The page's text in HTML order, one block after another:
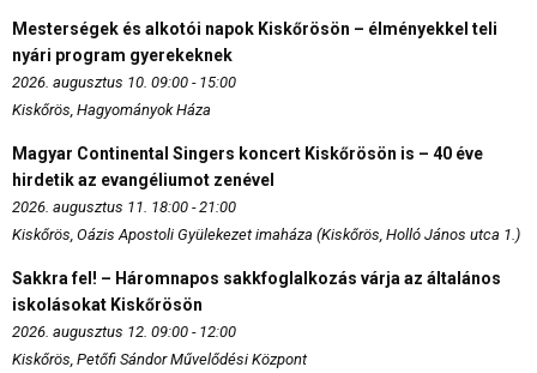
Mesterségek és alkotói napok Kiskőrösön – élményekkel teli
nyári program gyerekeknek
2026. augusztus 10. 09:00 - 15:00
Kiskőrös, Hagyományok Háza
Magyar Continental Singers koncert Kiskőrösön is – 40 éve
hirdetik az evangéliumot zenével
2026. augusztus 11. 18:00 - 21:00
Kiskőrös, Oázis Apostoli Gyülekezet imaháza (Kiskőrös, Holló János utca 1.)
Sakkra fel! – Háromnapos sakkfoglalkozás várja az általános
iskolásokat Kiskőrösön
2026. augusztus 12. 09:00 - 12:00
Kiskőrös, Petőfi Sándor Művelődési Központ